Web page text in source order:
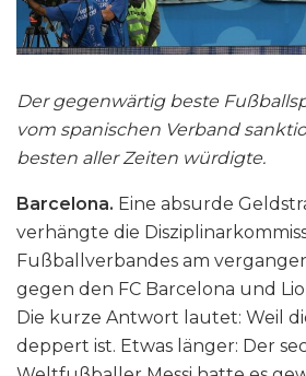
Der gegenwärtig beste
vom spanischen Verband
besten aller Zeiten würdigte.
Barcelona. Eine absurde
verhängte die
Fußballverbandes am
gegen den FC Barcelona und
Die kurze Antwort lautet: Weil
deppert ist. Etwas länger: Der